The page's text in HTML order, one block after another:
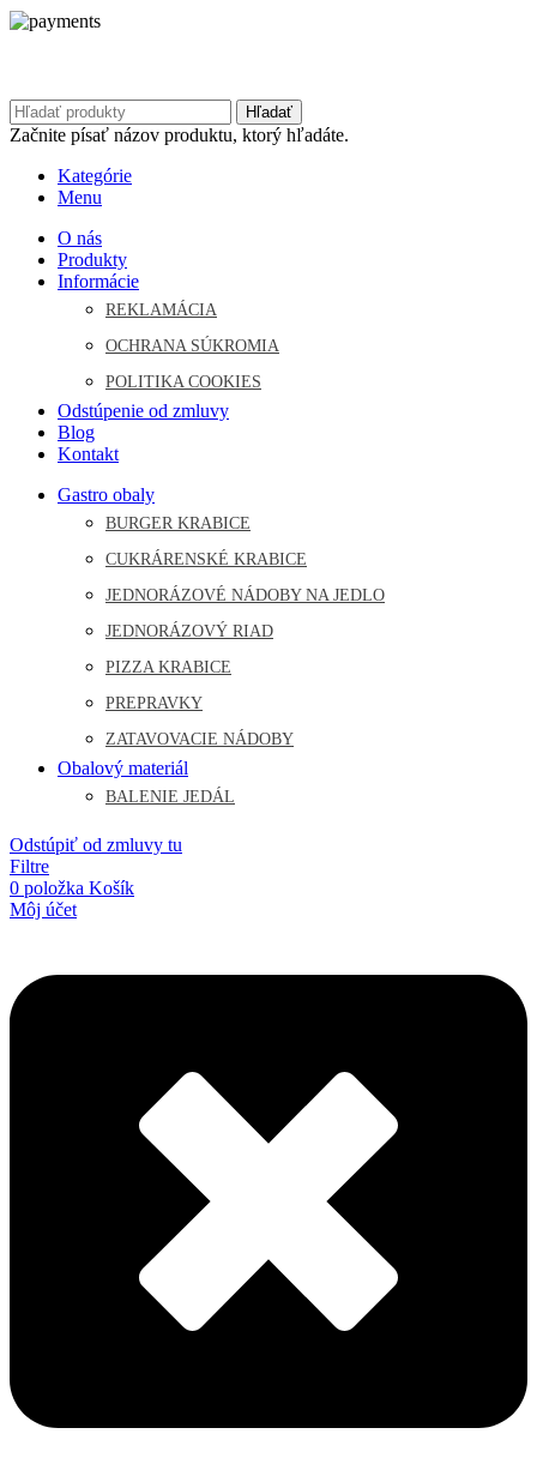
Hľadať
Začnite písať názov produktu, ktorý hľadáte.
Kategórie
Menu
O nás
Produkty
Informácie
REKLAMÁCIA
OCHRANA SÚKROMIA
POLITIKA COOKIES
Odstúpenie od zmluvy
Blog
Kontakt
Gastro obaly
BURGER KRABICE
CUKRÁRENSKÉ KRABICE
JEDNORÁZOVÉ NÁDOBY NA JEDLO
JEDNORÁZOVÝ RIAD
PIZZA KRABICE
PREPRAVKY
ZATAVOVACIE NÁDOBY
Obalový materiál
BALENIE JEDÁL
Odstúpiť od zmluvy tu
Filtre
0 položka Košík
Môj účet